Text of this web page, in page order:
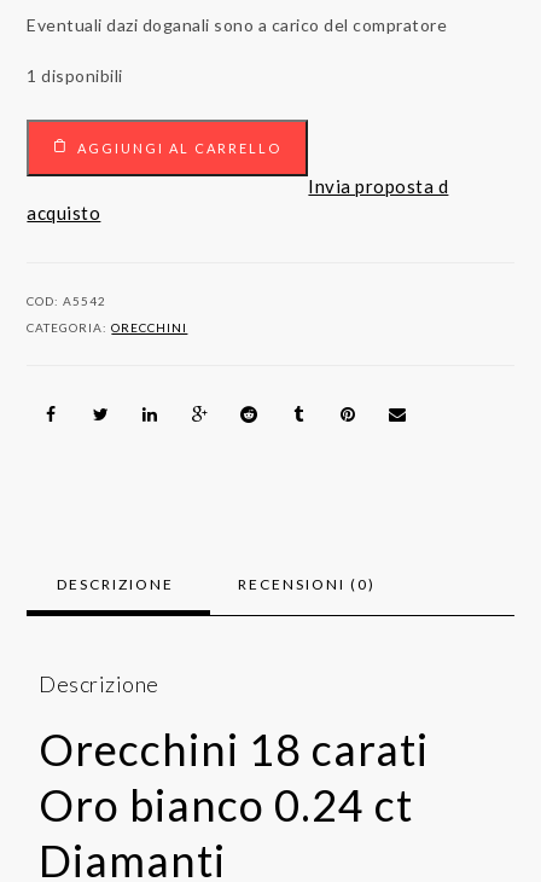
Eventuali dazi doganali sono a carico del compratore
1 disponibili
Oro
AGGIUNGI AL CARRELLO
Invia proposta d
acquisto
COD:A5542
CATEGORIA:ORECCHINI
DESCRIZIONE RECENSIONI (0)
Descrizione
Orecchini 18 carati
Oro bianco 0.24 ct
Diamanti